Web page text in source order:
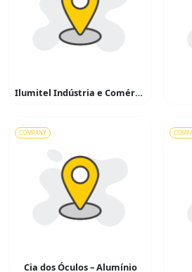
Ilumitel Indústria e Comércio de Materiais Elétricos
COMPANY
Cia dos Óculos – Alumínio